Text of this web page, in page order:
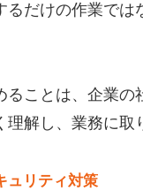
だけの作業で
ことは、企業の
解し、業務に取
ュリティ対策